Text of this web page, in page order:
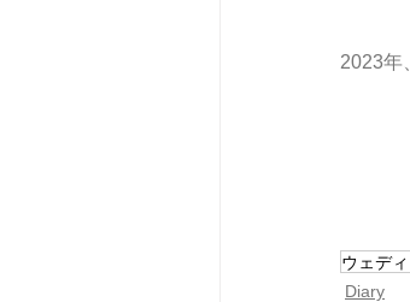
2023年
ウェデ
Diary